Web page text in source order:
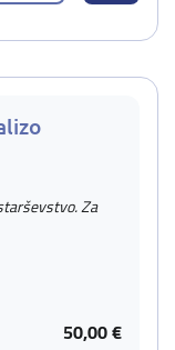
Za
50,00 €